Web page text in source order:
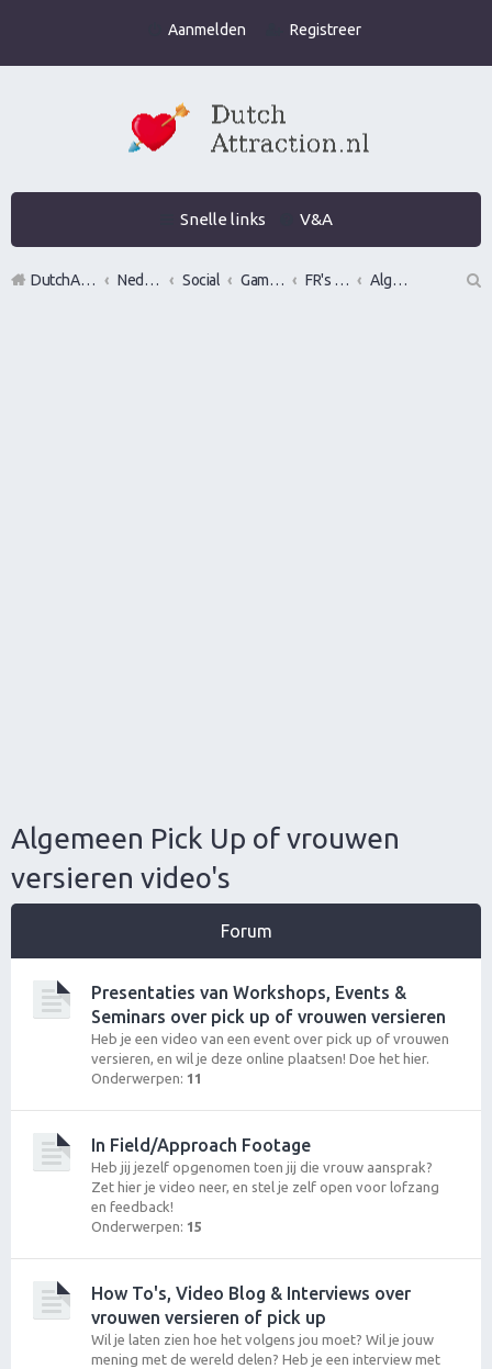
Aanmelden Registreer
Snelle links V&A
DutchAttraction.nl Nederlands grootste Dutch Attraction, Lifestyle, Vrouwen versieren en Pick-Up (PUA) Forum Social Gamen en vrouwen versieren in de praktijk (Infield) FR's en LR's (alles mag fotos, nummers, etc)
Algemeen Pick Up of vrouwen versieren video's
Algemeen Pick Up of vrouwen
versieren video's
Forum
Presentaties van Workshops, Events &
Seminars over pick up of vrouwen versieren
Heb je een video van een event over pick up of vrouwen
versieren, en wil je deze online plaatsen! Doe het hier.
Onderwerpen: 11
In Field/Approach Footage
Heb jij jezelf opgenomen toen jij die vrouw aansprak?
Zet hier je video neer, en stel je zelf open voor lofzang
en feedback!
Onderwerpen: 15
How To's, Video Blog & Interviews over
vrouwen versieren of pick up
Wil je laten zien hoe het volgens jou moet? Wil je jouw
mening met de wereld delen? Heb je een interview met